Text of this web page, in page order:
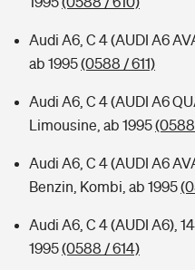
Audi A6, C 4 (AUDI A6
ab 1995(0588 / 611)
Audi A6, C 4 (AUDI A6
Limousine, ab 1995(0588
Audi A6, C 4 (AUDI A6
Benzin, Kombi, ab 1995
Audi A6, C 4 (AUDI A6),
1995(0588 / 614)